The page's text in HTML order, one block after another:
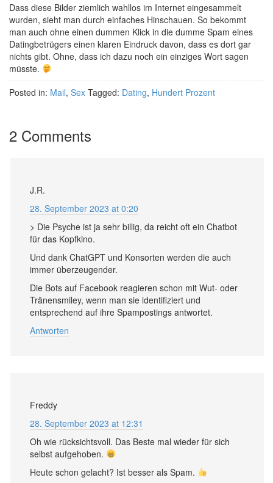
Dass diese Bilder ziemlich wahllos im Internet eingesammelt
wurden, sieht man durch einfaches Hinschauen. So bekommt
man auch ohne einen dummen Klick in die dumme Spam eines
Datingbetrügers einen klaren Eindruck davon, dass es dort gar
nichts gibt. Ohne, dass ich dazu noch ein einziges Wort sagen
müsste.
Posted in: Mail, Sex Tagged: Dating, Hundert Prozent
2 Comments
J.R.
28. September 2023 at 0:20
> Die Psyche ist ja sehr billig, da reicht oft ein Chatbot
für das Kopfkino.
Und dank ChatGPT und Konsorten werden die auch
immer überzeugender.
Die Bots auf Facebook reagieren schon mit Wut- oder
Tränensmiley, wenn man sie identifiziert und
entsprechend auf ihre Spampostings antwortet.
Antworten
Freddy
28. September 2023 at 12:31
Oh wie rücksichtsvoll. Das Beste mal wieder für sich
selbst aufgehoben.
Heute schon gelacht? Ist besser als Spam.